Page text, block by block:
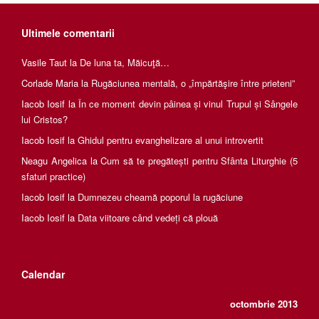
Ultimele comentarii
Vasile Taut la De luna ta, Măicuţă…
Corlade Maria la Rugăciunea mentală, o „împărtăşire între prieteni”
Iacob Iosif la În ce moment devin pâinea și vinul Trupul și Sângele
lui Cristos?
Iacob Iosif la Ghidul pentru evanghelizare al unui introvertit
Neagu AngelicalaCum să te pregătești pentru Sfânta Liturghie (5
sfaturi practice)
Iacob Iosif la Dumnezeu cheamă poporul la rugăciune
Iacob Iosif la Data viitoare când vedeți că plouă
Calendar
octombrie 2013